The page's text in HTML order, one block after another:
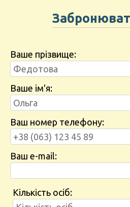
Ваше прізвище:
Ваше ім'я:
Ваш номер телефону:
Ваш e-mail:
Кількість осіб: